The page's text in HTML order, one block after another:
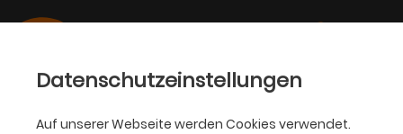
Datenschutzeinstellungen
Auf unserer Webseite werden Cookies verwendet.